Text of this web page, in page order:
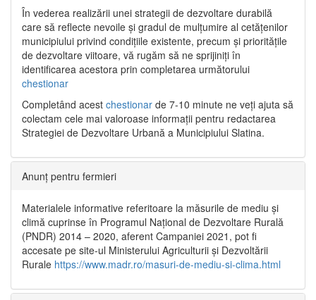
În vederea realizării unei strategii de dezvoltare durabilă
care să reflecte nevoile și gradul de mulțumire al cetățenilor
municipiului privind condițiile existente, precum și prioritățile
de dezvoltare viitoare, vă rugăm să ne sprijiniți în
identificarea acestora prin completarea următorului
chestionar
Completând acest chestionar de 7-10 minute ne veți ajuta să
colectam cele mai valoroase informații pentru redactarea
Strategiei de Dezvoltare Urbană a Municipiului Slatina.
Anunț pentru fermieri
Materialele informative referitoare la măsurile de mediu și
climă cuprinse în Programul Național de Dezvoltare Rurală
(PNDR) 2014 – 2020, aferent Campaniei 2021, pot fi
accesate pe site-ul Ministerului Agriculturii și Dezvoltării
Rurale https://www.madr.ro/masuri-de-mediu-si-clima.html